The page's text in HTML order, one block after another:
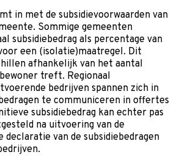
in met de subsidievoorwaarden van
Sommige gemeenten
subsidiebedrag als percentage van
een (isolatie)maatregel. Dit
afhankelijk van het aantal
treft. Regionaal
bedrijven spannen zich in
te communiceren in offertes
subsidiebedrag kan echter pas
na uitvoering van de
declaratie van de subsidiebedragen